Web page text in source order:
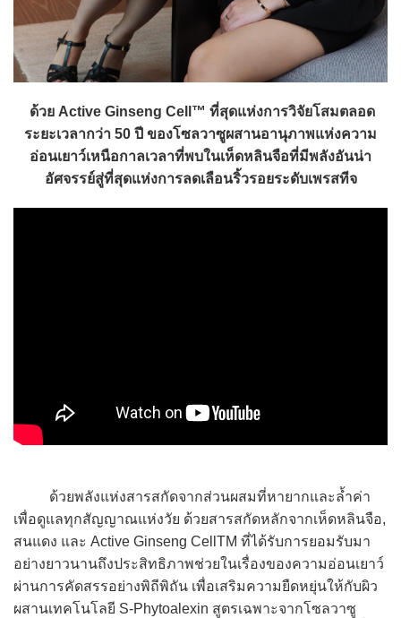
ด้วย Active Ginseng Cell™ ที่สุดแห่งการวิจัยโสมตลอด
ระยะเวลากว่า 50 ปี ของโซลวาซูผสานอานุภาพแห่งความ
อ่อนเยาว์เหนือกาลเวลาที่พบในเห็ดหลินจือที่มีพลังอันน่า
อัศจรรย์สู่ที่สุดแห่งการลดเลือนริ้วรอยระดับเพรสทีจ
ด้วยพลังแห่งสารสกัดจากส่วนผสมที่หายากและล้ำค่า
เพื่อดูแลทุกสัญญาณแห่งวัย ด้วยสารสกัดหลักจากเห็ดหลินจือ,
สนแดง และ Active Ginseng CellTM ที่ได้รับการยอมรับมา
อย่างยาวนานถึงประสิทธิภาพช่วยในเรื่องของความอ่อนเยาว์
ผ่านการคัดสรรอย่างพิถีพิถัน เพื่อเสริมความยืดหยุ่นให้กับผิว
ผสานเทคโนโลยี S-Phytoalexin สูตรเฉพาะจากโซลวาซู